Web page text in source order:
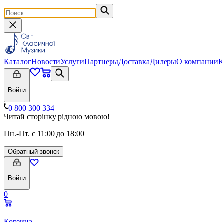
КаталогНовостиУслугиПартнерыДоставкаДилерыО компании
Войти
0 800 300 334
Читай сторінку рідною мовою!
Пн.-Пт. с 11:00 до 18:00
Обратный звонок
Войти
0